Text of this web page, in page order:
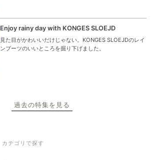
Enjoy rainy day with KONGES SLOEJD
見た目がかわいいだけじゃない。KONGES SLOEJDのレイ
ンブーツのいいところを掘り下げました。
過去の特集を見る
カテゴリで探す